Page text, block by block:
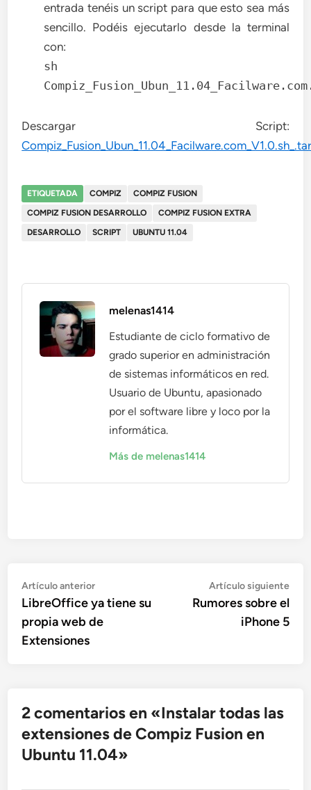
entrada tenéis un script para que esto sea más
sencillo. Podéis ejecutarlo desde la terminal
con:
sh
Descargar Script:
ETIQUETADA COMPIZ
COMPIZ FUSION
COMPIZ FUSION DESARROLLO
COMPIZ FUSION EXTRA
DESARROLLO
SCRIPT UBUNTU 11.04
melenas1414
Estudiante de ciclo formativo de
grado superior en administración
de sistemas informáticos en red.
Usuario de Ubuntu, apasionado
por el software libre y loco por la
informática.
Más de melenas1414
Navegación
de
entradas
Artículo anteriorArtículo
anterior:
LibreOffice ya tiene su
propia web de
Extensiones
Artículo siguiente
Rumores sobre el
iPhone 5
2 comentarios en «Instalar todas las
extensiones de Compiz Fusion en
Ubuntu 11.04»